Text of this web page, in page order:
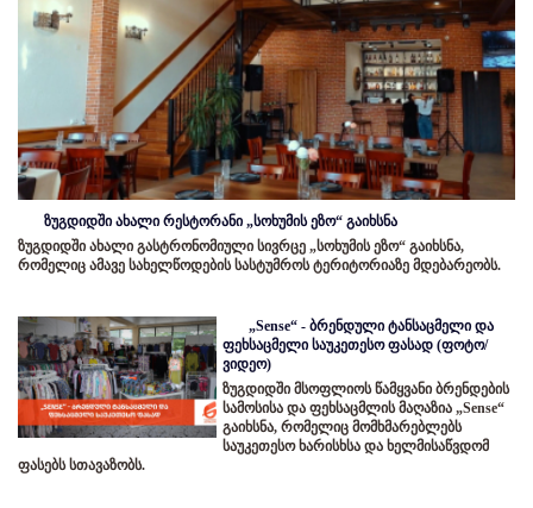
ზუგდიდში ახალი რესტორანი „სოხუმის ეზო“ გაიხსნა
ზუგდიდში ახალი გასტრონომიული სივრცე „სოხუმის ეზო“ გაიხსნა,
რომელიც ამავე სახელწოდების სასტუმროს ტერიტორიაზე მდებარეობს.
„Sense“ - ბრენდული ტანსაცმელი და
ფეხსაცმელი საუკეთესო ფასად (ფოტო/
ვიდეო)
ზუგდიდში მსოფლიოს წამყვანი ბრენდების
სამოსისა და ფეხსაცმლის მაღაზია „Sense“
გაიხსნა, რომელიც მომხმარებლებს
საუკეთესო ხარისხსა და ხელმისაწვდომ
ფასებს სთავაზობს.